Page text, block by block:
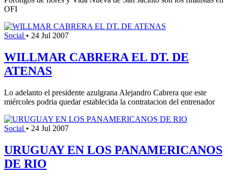
OFI
Social • 24 Jul 2007
WILLMAR CABRERA EL DT. DE
ATENAS
Lo adelanto el presidente azulgrana Alejandro Cabrera que este
miércoles podria quedar establecida la contratacion del entrenador
Social • 24 Jul 2007
URUGUAY EN LOS PANAMERICANOS
DE RIO